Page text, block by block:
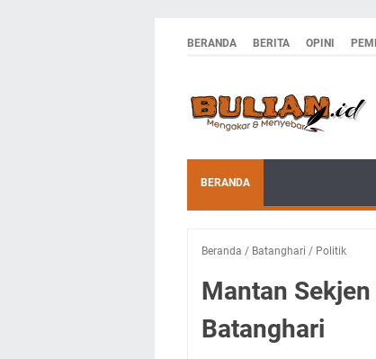
BERANDA BERITA OPINI
BERANDA
Beranda / Batanghari / Politik
Mantan
Batanghari